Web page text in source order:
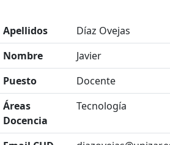
Apellidos
Díaz Ovejas
Nombre
Javier
Puesto
Docente
Áreas
Docencia
Tecnología